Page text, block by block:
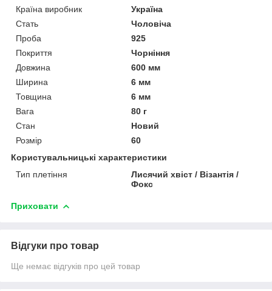
Країна виробник
Україна
Стать
Чоловіча
Проба
925
Покриття
Чорніння
Довжина
600 мм
Ширина
6 мм
Товщина
6 мм
Вага
80 г
Стан
Новий
Розмір
60
Користувальницькі характеристики
Тип плетіння
Лисячий хвіст / Візантія /
Фокс
Приховати
Відгуки про товар
Ще немає відгуків про цей товар